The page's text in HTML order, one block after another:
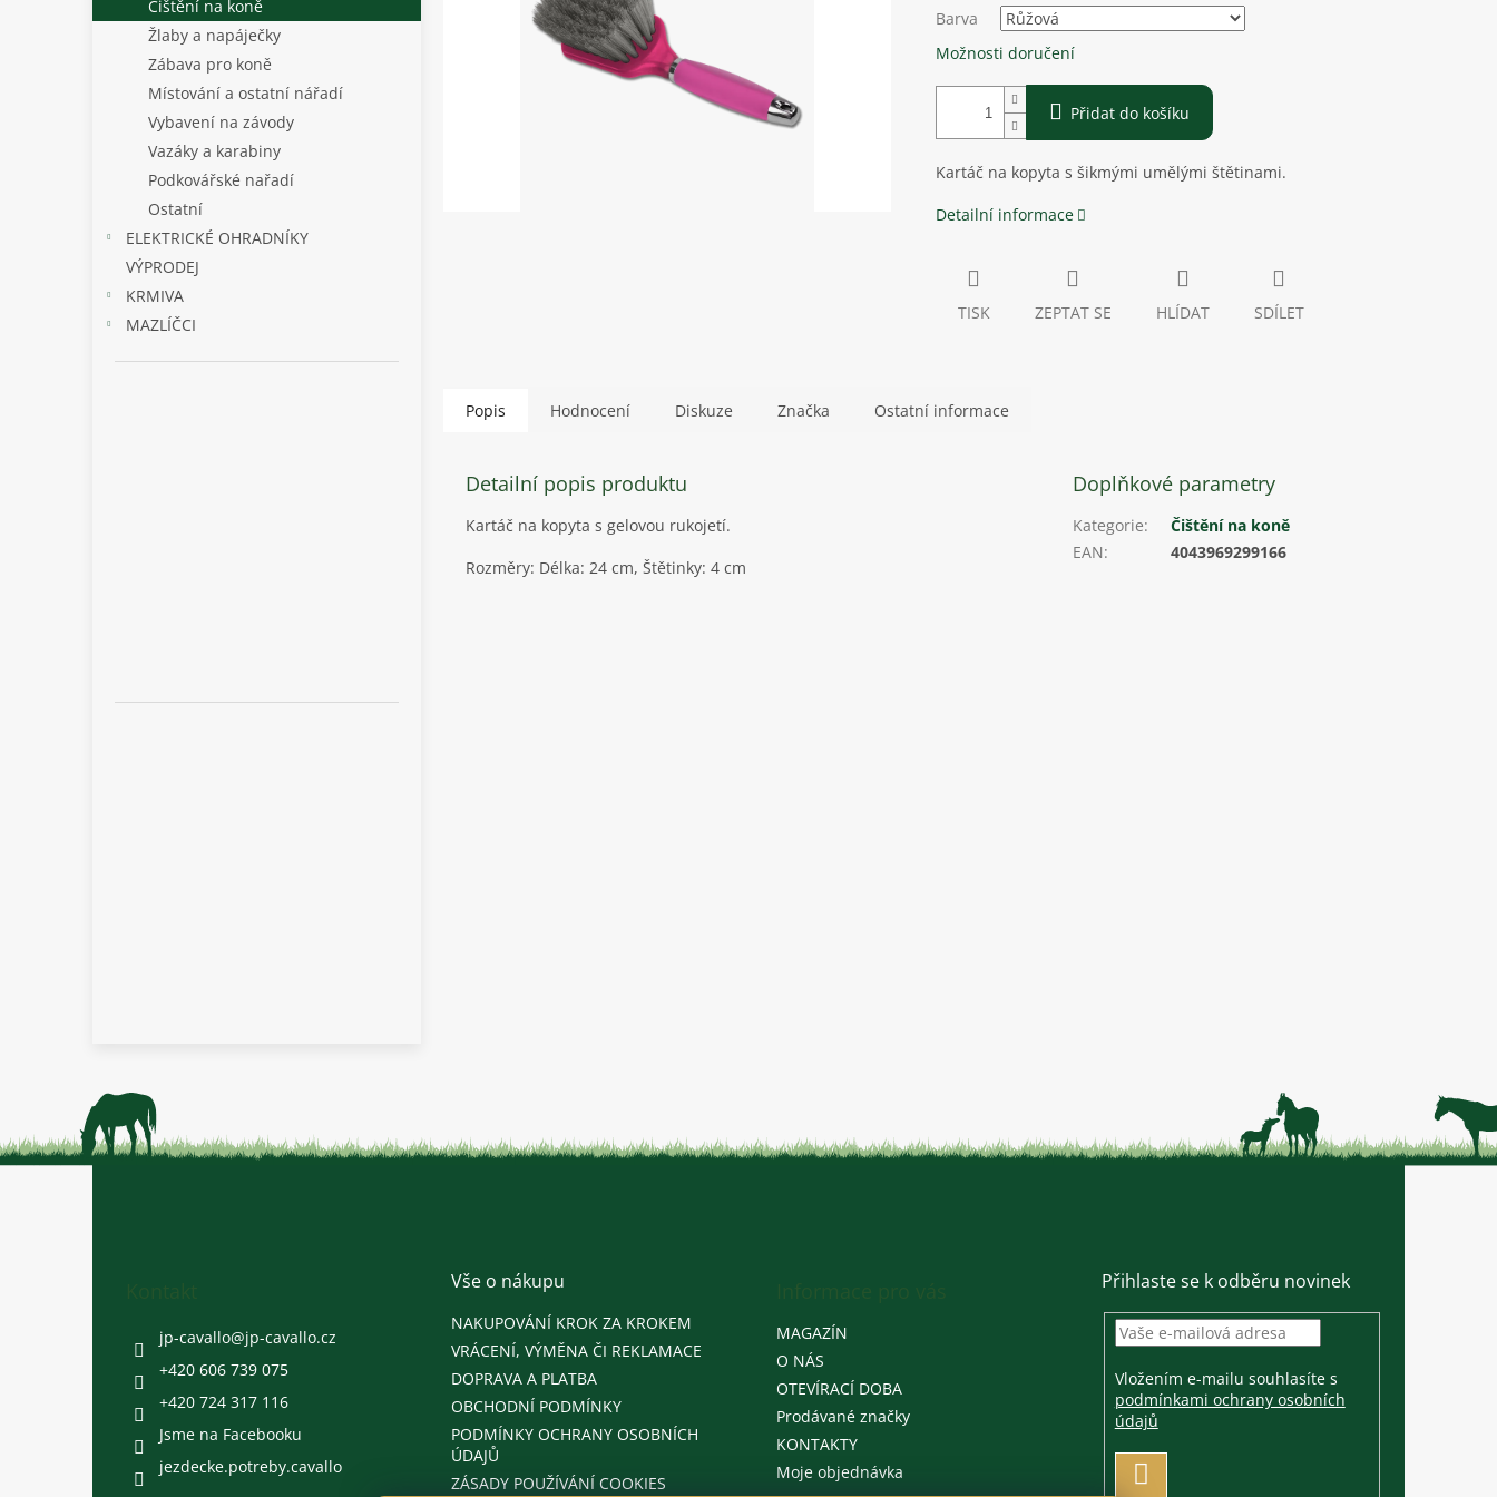
a
Čištění na koně
Žlaby a napáječky
Zábava pro koně
Místování a ostatní nářadí
Vybavení na závody
Vazáky a karabiny
Podkovářské nařadí
Ostatní
ELEKTRICKÉ OHRADNÍKY
VÝPRODEJ
KRMIVA
MAZLÍČCI
Barva
Možnosti doručení
Přidat do košíku
Kartáč na kopyta s šikmými umělými štětinami.
Detailní informace
TISK ZEPTAT SE HLÍDAT SDÍLET
Popis Hodnocení Diskuze Značka Ostatní informace
Detailní popis produktu
Kartáč na kopyta s gelovou rukojetí.
Rozměry: Délka: 24 cm, Štětinky: 4 cm
Doplňkové parametry
Kategorie:
Čištění na koně
EAN: 4043969299166
Z
jp-cavallo@jp-cavallo.cz
+420 606 739 075
+420 724 317 116
Jsme na Facebooku
jezdecke.potreby.cavallo
Vše o nákupu
NAKUPOVÁNÍ KROK ZA KROKEM
VRÁCENÍ, VÝMĚNA ČI REKLAMACE
DOPRAVA A PLATBA
OBCHODNÍ PODMÍNKY
PODMÍNKY OCHRANY OSOBNÍCH
ÚDAJŮ
ZÁSADY POUŽÍVÁNÍ COOKIES
MAGAZÍN
O NÁS
OTEVÍRACÍ DOBA
Prodávané značky
KONTAKTY
Moje objednávka
Přihlaste se k odběru novinek
Vložením e-mailu souhlasíte s
podmínkami ochrany osobních
údajů